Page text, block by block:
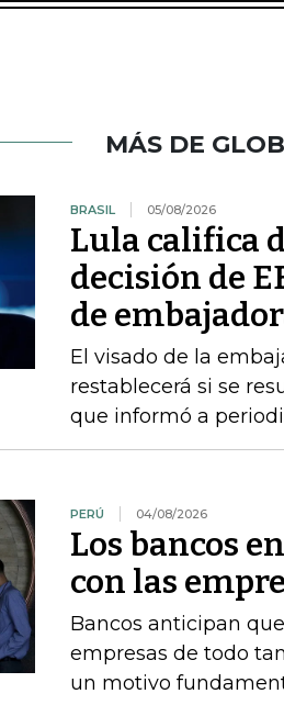
MÁS DE
BRASIL 05/08/2026
Lula califica
decisión de
de
El visado de la
restablecerá si se
que informó a
PERÚ 04/08/2026
Los bancos
con las
Bancos anticipan
empresas de todo
un motivo